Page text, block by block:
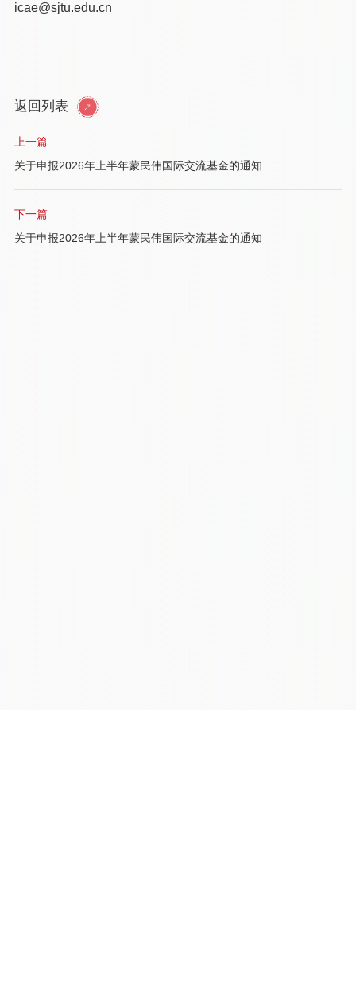
icae@sjtu.edu.cn
返回列表
上一篇
关于申报2026年上半年蒙民伟国际交流基金的通知
下一篇
关于申报2026年上半年蒙民伟国际交流基金的通知